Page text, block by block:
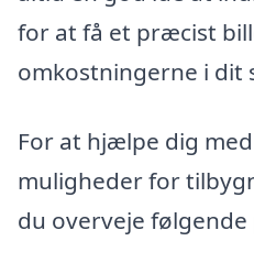
for at få et præcist
omkostningerne i dit
For at hjælpe dig
muligheder for
du overveje